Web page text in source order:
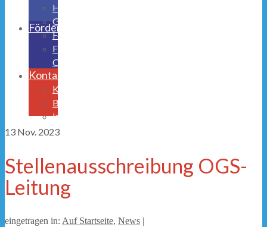
Halbtagsbetreuung
Ganztagsschule
Ferienbetreuung
Freistellungsantrag
OGS
Förderverein
Kontakt
Krankmeldung
Beurlaubungen
Impressum/Datenschutz
13 Nov. 2023
Stellenausschreibung OGS-
Leitung
eingetragen in: Auf Startseite, News |